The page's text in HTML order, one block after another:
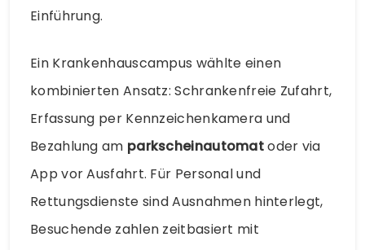
Einführung.
Ein Krankenhauscampus wählte einen
kombinierten Ansatz: Schrankenfreie Zufahrt,
Erfassung per Kennzeichenkamera und
Bezahlung am parkscheinautomatoder via
App vor Ausfahrt. Für Personal und
Rettungsdienste sind Ausnahmen hinterlegt,
Besuchende zahlen zeitbasiert mit